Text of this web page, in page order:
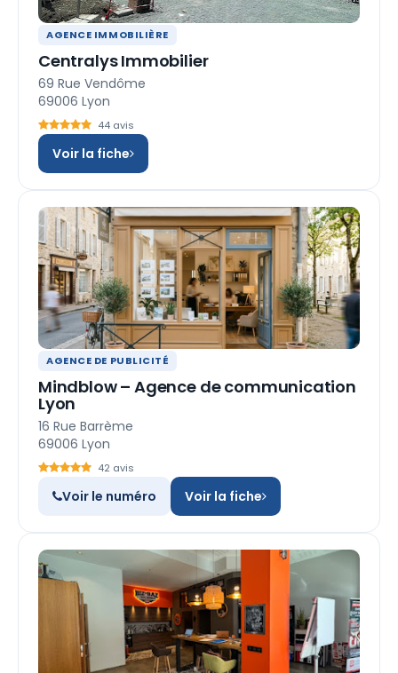
AGENCE IMMOBILIÈRE
Centralys Immobilier
69 Rue Vendôme
69006 Lyon
44 avis
Voir la fiche
AGENCE DE PUBLICITÉ
Mindblow – Agence de communication
Lyon
16 Rue Barrème
69006 Lyon
42 avis
Voir le numéro Voir la fiche